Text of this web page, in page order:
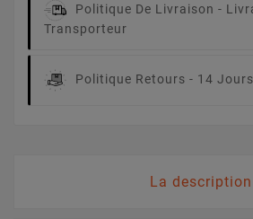
Politique De Livraison -
Transporteur
Politique Retours - 14 Jours
La description